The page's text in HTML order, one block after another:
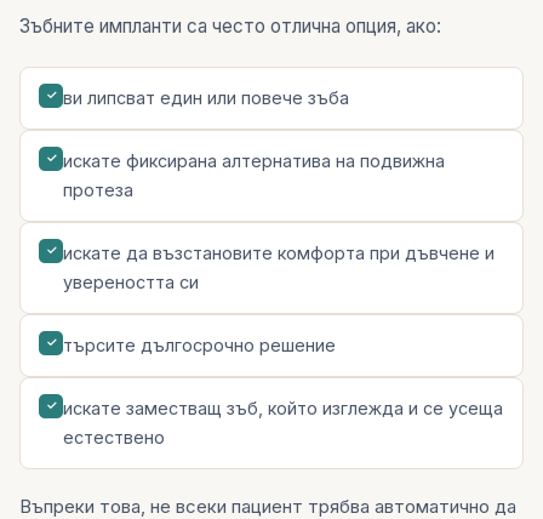
Зъбните импланти са често отлична опция, ако:
✓ ви липсват един или повече зъба
✓ искате фиксирана алтернатива на подвижна
протеза
✓ искате да възстановите комфорта при дъвчене и
увереността си
✓ търсите дългосрочно решение
✓ искате заместващ зъб, който изглежда и се усеща
естествено
Въпреки това, не всеки пациент трябва автоматично да